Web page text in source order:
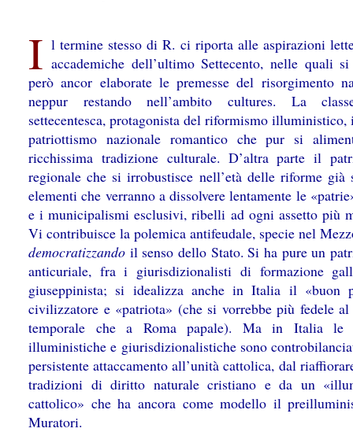
I l termine stesso di R. ci riporta alle aspirazioni
accademiche dell’ultimo Settecento, nelle quali
però ancor elaborate le premesse del risorgimento
neppur restando nell’ambito cultures. La
settecentesca, protagonista del riformismo
patriottismo nazionale romantico che pur si
ricchissima tradizione culturale. D’altra parte il
regionale che si irrobustisce nell’età delle riforme già
elementi che verranno a dissolvere lentamente le
e i municipalismi esclusivi, ribelli ad ogni assetto più
Vi contribuisce la polemica antifeudale, specie nel
democratizzando il senso dello Stato. Si ha pure un
anticuriale, fra i giurisdizionalisti di formazione
giuseppinista; si idealizza anche in Italia il «buon
civilizzatore e «patriota» (che si vorrebbe più fedele al
temporale che a Roma papale). Ma in Italia le
illuministiche e giurisdizionalistiche sono
persistente attaccamento all’unità cattolica, dal
tradizioni di diritto naturale cristiano e da un
cattolico» che ha ancora come modello il
Muratori.